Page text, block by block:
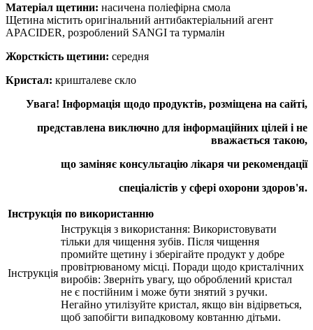
Матеріал щетини: насичена поліефірна смола
Щетина містить оригінальний антибактеріальний агент
APACIDER, розроблений SANGI та турмалін
Жорсткість щетини: середня
Кристал: кришталеве скло
Увага! Інформація щодо продуктів, розміщена на сайті,
представлена виключно для інформаційних цілей і не
вважається такою,
що заміняє консультацію лікаря чи рекомендації
спеціалістів у сфері охорони здоров'я.
Інструкція по використанню
Інструкція
Інструкція з використання: Bикористовувати
тільки для чищення зубів. Після чищення
промийте щетину і зберігайте продукт у добре
провітрюваному місці. Поради щодо кристалічних
виробів: Зверніть увагу, що оброблений кристал
не є постійним і може бути знятий з ручки.
Негайно утилізуйте кристал, якщо він відірветься,
щоб запобігти випадковому ковтанню дітьми.